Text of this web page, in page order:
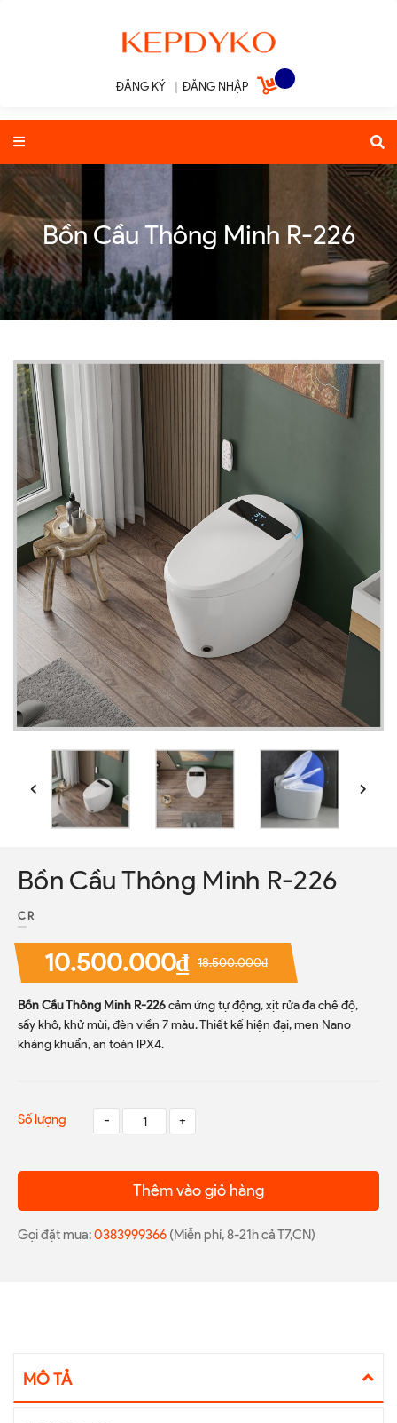
ĐĂNG KÝ ĐĂNG NHẬP
Bồn Cầu Thông Minh R-226
Bồn Cầu Thông Minh R-226
CR
10.500.000₫ 18.500.000₫
Bồn Cầu Thông Minh R-226cảm ứng tự động, xịt rửa đa chế độ,
sấy khô, khử mùi, đèn viền 7 màu. Thiết kế hiện đại, men Nano
kháng khuẩn, an toàn IPX4.
Số lượng - +
Thêm vào giỏ hàng
Gọi đặt mua:0383999366 (Miễn phí, 8-21h cả T7,CN)
MÔ TẢ